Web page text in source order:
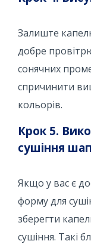
Залиште
добре
сонячних
спричинити
кольорів.
Крок 5.
сушіння
Якщо у вас є
форму для
зберегти
сушіння. Такі